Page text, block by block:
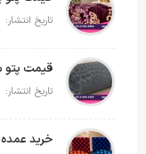
تاریخ انتشار: 1 آگوست 2026
تاریخ انتشار: 31 جولای 2026